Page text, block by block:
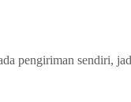
pengiriman sendiri,